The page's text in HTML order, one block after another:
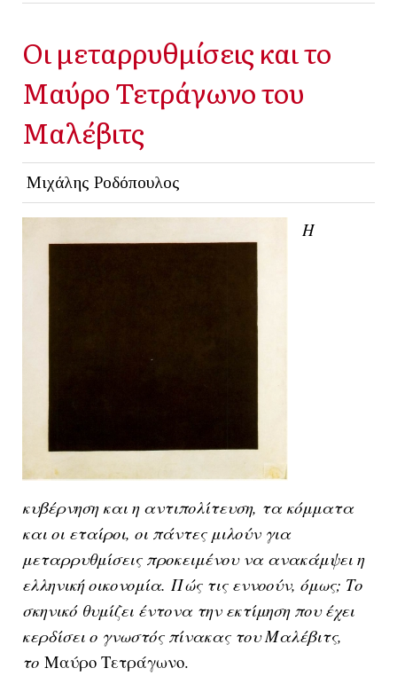
Οι μεταρρυθμίσεις και το
Μαύρο Τετράγωνο του
Μαλέβιτς
Μιχάλης Ροδόπουλος
Η
κυβέρνηση και η αντιπολίτευση, τα κόμματα
και οι εταίροι, οι πάντες μιλούν για
μεταρρυθμίσεις προκειμένου να ανακάμψει η
ελληνική οικονομία. Πώς τις εννοούν, όμως; Το
σκηνικό θυμίζει έντονα την εκτίμηση που έχει
κερδίσει ο γνωστός πίνακας του Μαλέβιτς,
το Μαύρο Τετράγωνο.